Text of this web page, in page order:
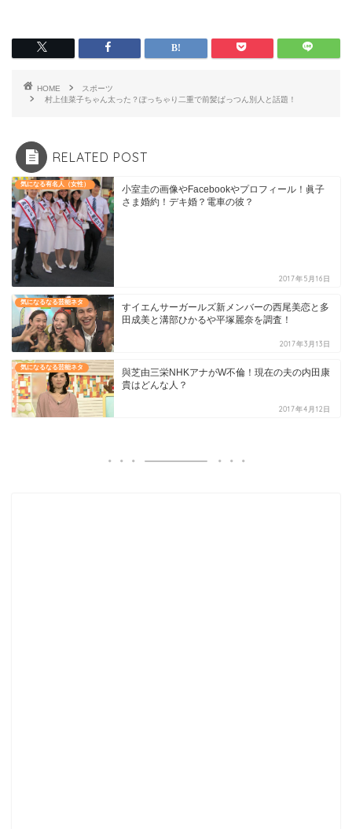
HOME
スポーツ
村上佳菜子ちゃん太った？ぽっちゃり二重で前髪ぱっつん別人と話題！
RELATED POST
気になる有名人（女性）
小室圭の画像やFacebookやプロフィール！眞子
さま婚約！デキ婚？電車の彼？
2017年5月16日
気になるなる芸能ネタ
すイエんサーガールズ新メンバーの西尾美恋と多
田成美と溝部ひかるや平塚麗奈を調査！
2017年3月13日
気になるなる芸能ネタ
與芝由三栄NHKアナがW不倫！現在の夫の内田康
貴はどんな人？
2017年4月12日